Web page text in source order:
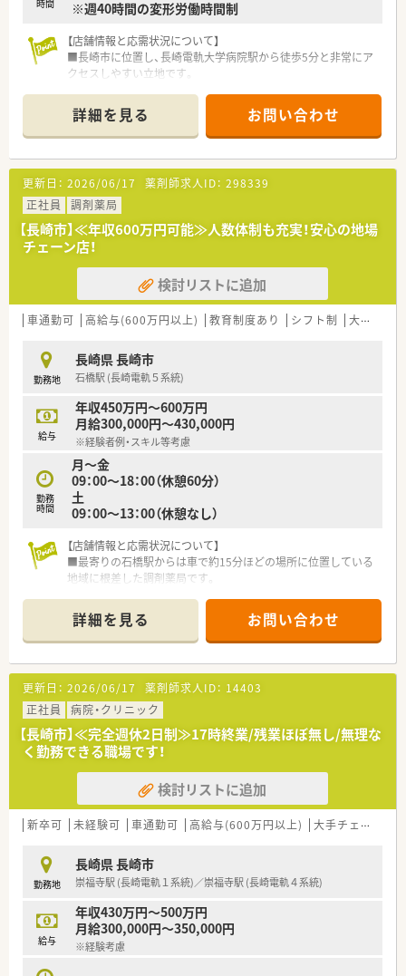
■長崎市を中心に複数店舗を展開しており、1953年の創業以来、地域に根差
■会社全体で電子薬歴や自動一包化機械などの最新設備を導入し、業務効率
力に推進しています。
■経営陣は現場の意見を尊重し、年齢を問わず定年後も長く安心して就業で
境を整えております。
【職場環境と雰囲気】
■幅広い年齢層のスタッフが活躍しており、忘年会や歓送迎会などの社内行
流が行われています。
■社長や経営陣との距離が近く、現場の声を直接届けやすいアットホームで
土が根付いております。
■忙しい時間帯も多いですが、スタッフ同士で助け合いながら、常に前向きな
に取り組んでいます。
【想定されるモデル年収】
■プライベートの時間をしっかり確保できる月8休制を選択した場合、年収
■しっかりと収入を得たい方向けの4週6休制を選択した場合は、年収550万
デル年収です。
可能な求人です。
時間
※週40時間の変形労働時間制
【店舗情報と応需状況について】
■長崎市に位置し、長崎電軌大学病院駅から徒歩5分と非常にア
クセスしやすい立地です。
需しています。
■薬剤師は常勤3名、午前パート1名、事務員3名体制で、協力して
業務に取り組んでいます。
■若いスタッフも多く活気があります
■2023年に70周年を迎えた薬局です
■完全週休2日制が魅力の薬局です。メリハリをつけた勤務が可
能です。
【募集背景と求める人物像について】
■今回の募集は増員のためであり、新たな仲間を迎え入れ、体制
をさらに強化したいと考えています。
■多岐にわたる応需科目の処方箋に対応できる、学習意欲の高い
方を歓迎しています。
■患者様一人ひとりに丁寧な服薬指導を行い、地域医療に貢献し
【求人情報について】
■経験を考慮し、年収500万円から600万円が可能であり、高収
入を目指せます。
■住宅手当は20,000円から50,000円、家族手当は1人目10,000
円と手厚く支給されます。
■駅チカで通勤に便利な好立地であり、プライベートに寄り添っ
た経営が魅力です。
【勤務実態について】
■完全週休2日制が魅力で、メリハリをつけた勤務が可能であ
■お盆は2日程度、ローテーションで交代でお休みを取得しま
す。
■年末年始は12月31日から1月3日までと長期休暇もしっかり取
得できます。
■12月30日は指定有給日としてお休みなので、年末年始をより
長く過ごすことが可能です。
詳細を見る お問い合わせ
更新日： 2026/06/17 薬剤師求人ID： 298339
正社員
調剤薬局
【長崎市】≪年収600万円可能≫人数体制も充実！安心の地場
チェーン店！
検討リストに追加
車通勤可 高給与(600万円以上) 教育制度あり シフト制 大手チェーン以外
勤務地
長崎県 長崎市
石橋駅 (長崎電軌５系統)
給与
年収450万円～600万円
月給300,000円～430,000円
※経験者例・スキル等考慮
勤務
時間
月～金
09：00～18：00（休憩60分）
土
09：00～13：00（休憩なし）
【店舗情報と応需状況について】
■最寄りの石橋駅からは車で約15分ほどの場所に位置している
地域に根差した調剤薬局です。
は平均で60～70枚です。
■薬剤師は常勤3名とパート1名が在籍しており、常に複数人体
制で安心して業務に取り組めます。
【法人特徴について】
■長崎市内を中心に12店舗の調剤薬局を展開し、地域住民の健
康を支える重要な役割を担っています。
■患者様のあらゆるニーズに完璧に応えることを目標に、地域に
密着した薬局運営を行っています。
■薬剤師一人ひとりが専門性を高められる環境を整え、スペシャ
リスト集団となることを目指します。
■認定薬剤師資格の取得や更新にかかる費用は、会社がその全額
を負担しスキルアップを支援します。
■法定の健康診断に加えて、胃カメラや乳がん検診といった手厚
【職場環境と雰囲気】
■経営層との距離が近く、社員一人ひとりの意見を積極的に取り
入れる風通しの良い職場環境です。
■若手からベテランまで幅広い世代のスタッフが在籍し、店舗間
のコミュニケーションも活発です。
■全店舗に緊急通報システムを導入済みで、定期的な訓練を行い
詳細を見る お問い合わせ
更新日： 2026/06/17 薬剤師求人ID： 14403
正社員
病院・クリニック
【長崎市】≪完全週休2日制≫17時終業/残業ほぼ無し/無理な
く勤務できる職場です！
検討リストに追加
新卒可 未経験可 車通勤可 高給与(600万円以上) 大手チェーン以外
勤務地
長崎県 長崎市
崇福寺駅 (長崎電軌１系統)／崇福寺駅 (長崎電軌４系統)
給与
年収430万円～500万円
月給300,000円～350,000円
※経験考慮